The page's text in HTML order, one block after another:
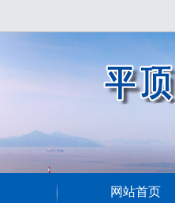
网站首页